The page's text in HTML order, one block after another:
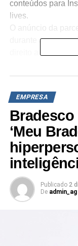
conteúdos para
lives.
O anúncio da
durante a
direito a um vídeo
ser veiculadas
Para o CEO da
representa os
de se cuidar e
e do viver bem.
FaceDoctor, no
cada um e no
de altíssima
TÓPICOS
Nexo.Live e
empoderar o
EMPRESA
‘Meu
Publicado 2
De admin_ag